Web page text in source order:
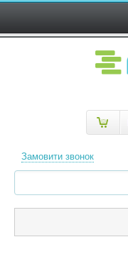
Замовити звонок